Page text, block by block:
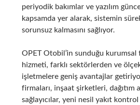
periyodik bakımlar ve yazılım
kapsamda yer alarak, sistemin
sorunsuz kalmasını sağlıyor.
OPET Otobil’in sunduğu
hizmeti, farklı sektörlerden ve
işletmelere geniş avantajlar
firmaları, inşaat şirketleri, dağıtım
sağlayıcılar, yeni nesil yakıt